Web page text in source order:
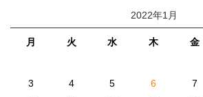
2022年1月
月 火 水 木 金
3
4 5 6 7